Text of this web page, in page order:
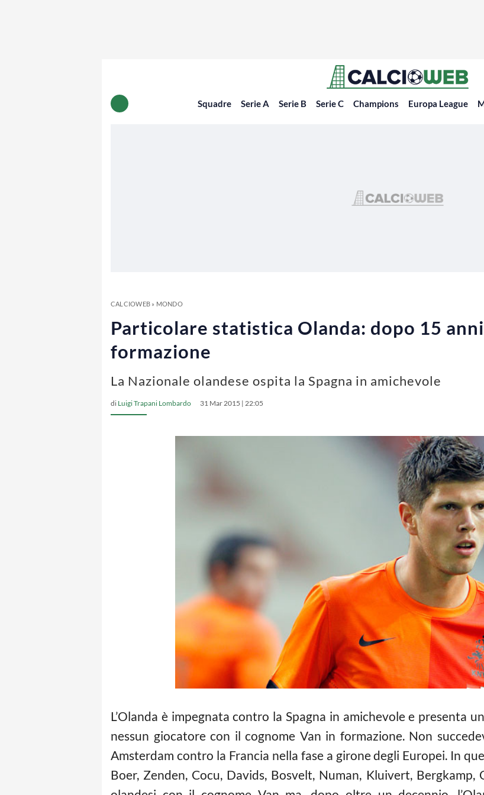
Squadre Serie A Serie B Serie C Champions Europa League
CALCIOWEB» MONDO
Particolare statistica Olanda: dopo 15
formazione
La Nazionale olandese ospita la Spagna in amichevole
di Luigi Trapani Lombardo 31 Mar 2015 | 22:05
L’Olanda è impegnata contro la Spagna in amichevole e presenta
nessun giocatore con il cognome Van in formazione. Non
Amsterdam contro la Francia nella fase a girone degli Europei. In
Boer, Zenden, Cocu, Davids, Bosvelt, Numan, Kluivert,